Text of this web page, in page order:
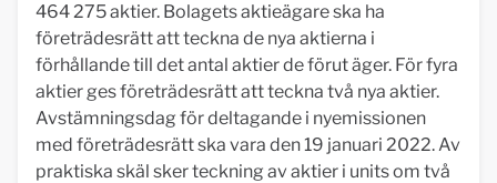
464 275 aktier. Bolagets aktieägare ska ha
företrädesrätt att teckna de nya aktierna i
förhållande till det antal aktier de förut äger. För fyra
aktier ges företrädesrätt att teckna två nya aktier.
Avstämningsdag för deltagande i nyemissionen
med företrädesrätt ska vara den 19 januari 2022. Av
praktiska skäl sker teckning av aktier i units om två